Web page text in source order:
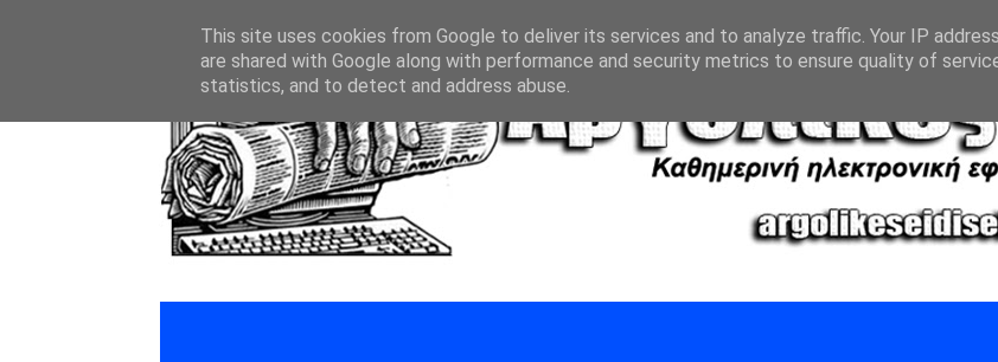
This site uses cookies from Google to deliver its services and to analyze traffic. Your IP
are shared with Google along with performance and security metrics to ensure quality of
statistics, and to detect and address abuse.